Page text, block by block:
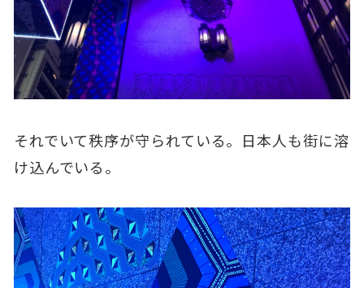
それでいて秩序が守られている。日本人も街に溶
け込んでいる。